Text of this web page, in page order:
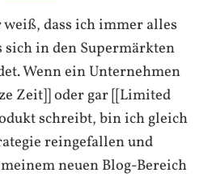
dass ich immer alles
sich in den Supermärkten
Wenn ein Unternehmen
Zeit]] oder gar [[Limited
schreibt, bin ich gleich
reingefallen und
neuen Blog-Bereich